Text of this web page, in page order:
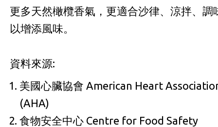
更多天然橄欖香氣，更適合沙律、涼拌、調
以增添風味。
資料來源:
美國心臟協會 American Heart
(AHA)
食物安全中心 Centre for Food Safety